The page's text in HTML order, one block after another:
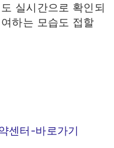
실시간으로 확인되
하는 모습도 접할
터-바로가기